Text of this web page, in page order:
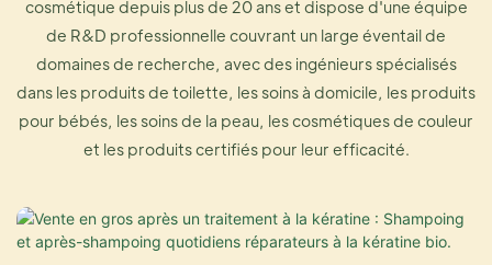
cosmétique depuis plus de 20 ans et dispose d'une équipe
de R&D professionnelle couvrant un large éventail de
domaines de recherche, avec des ingénieurs spécialisés
dans les produits de toilette, les soins à domicile, les produits
pour bébés, les soins de la peau, les cosmétiques de couleur
et les produits certifiés pour leur efficacité.